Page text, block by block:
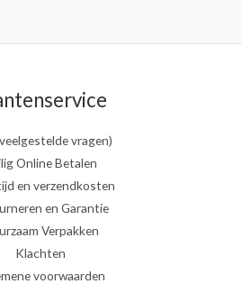
vragen)
Online Betalen
en verzendkosten
en Garantie
Verpakken
Klachten
voorwaarden